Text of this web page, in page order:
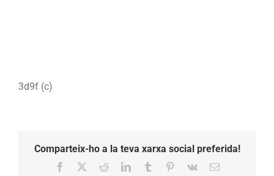
3d9f (c)
Comparteix-ho a la teva xarxa social preferida!
Facebook RedditLinkedInTumblr Pinterest
Vk Email: